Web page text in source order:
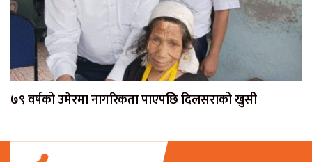
७९ वर्षको उमेरमा नागरिकता पाएपछि दिलसराको खुसी